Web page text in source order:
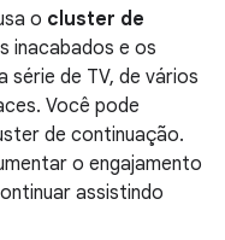
o cluster de
inacabados e os
série de TV, de vários
Você pode
de continuação.
o engajamento
assistindo